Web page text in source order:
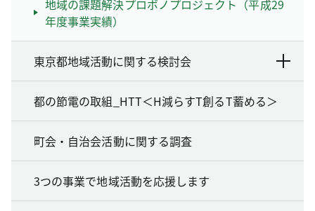
地域の課題解決プロボノプロジェクト（平成29
年度事業実績）
東京都地域活動に関する検討会
都の節電の取組_HTT＜H減らすT創るT蓄める＞
町会・自治会活動に関する調査
3つの事業で地域活動を応援します